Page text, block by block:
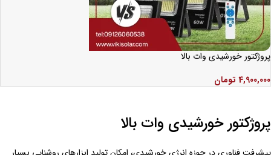
پروژکتور خورشیدی وات بالا
4,900,000 تومان
پروژکتور خورشیدی وات بالا